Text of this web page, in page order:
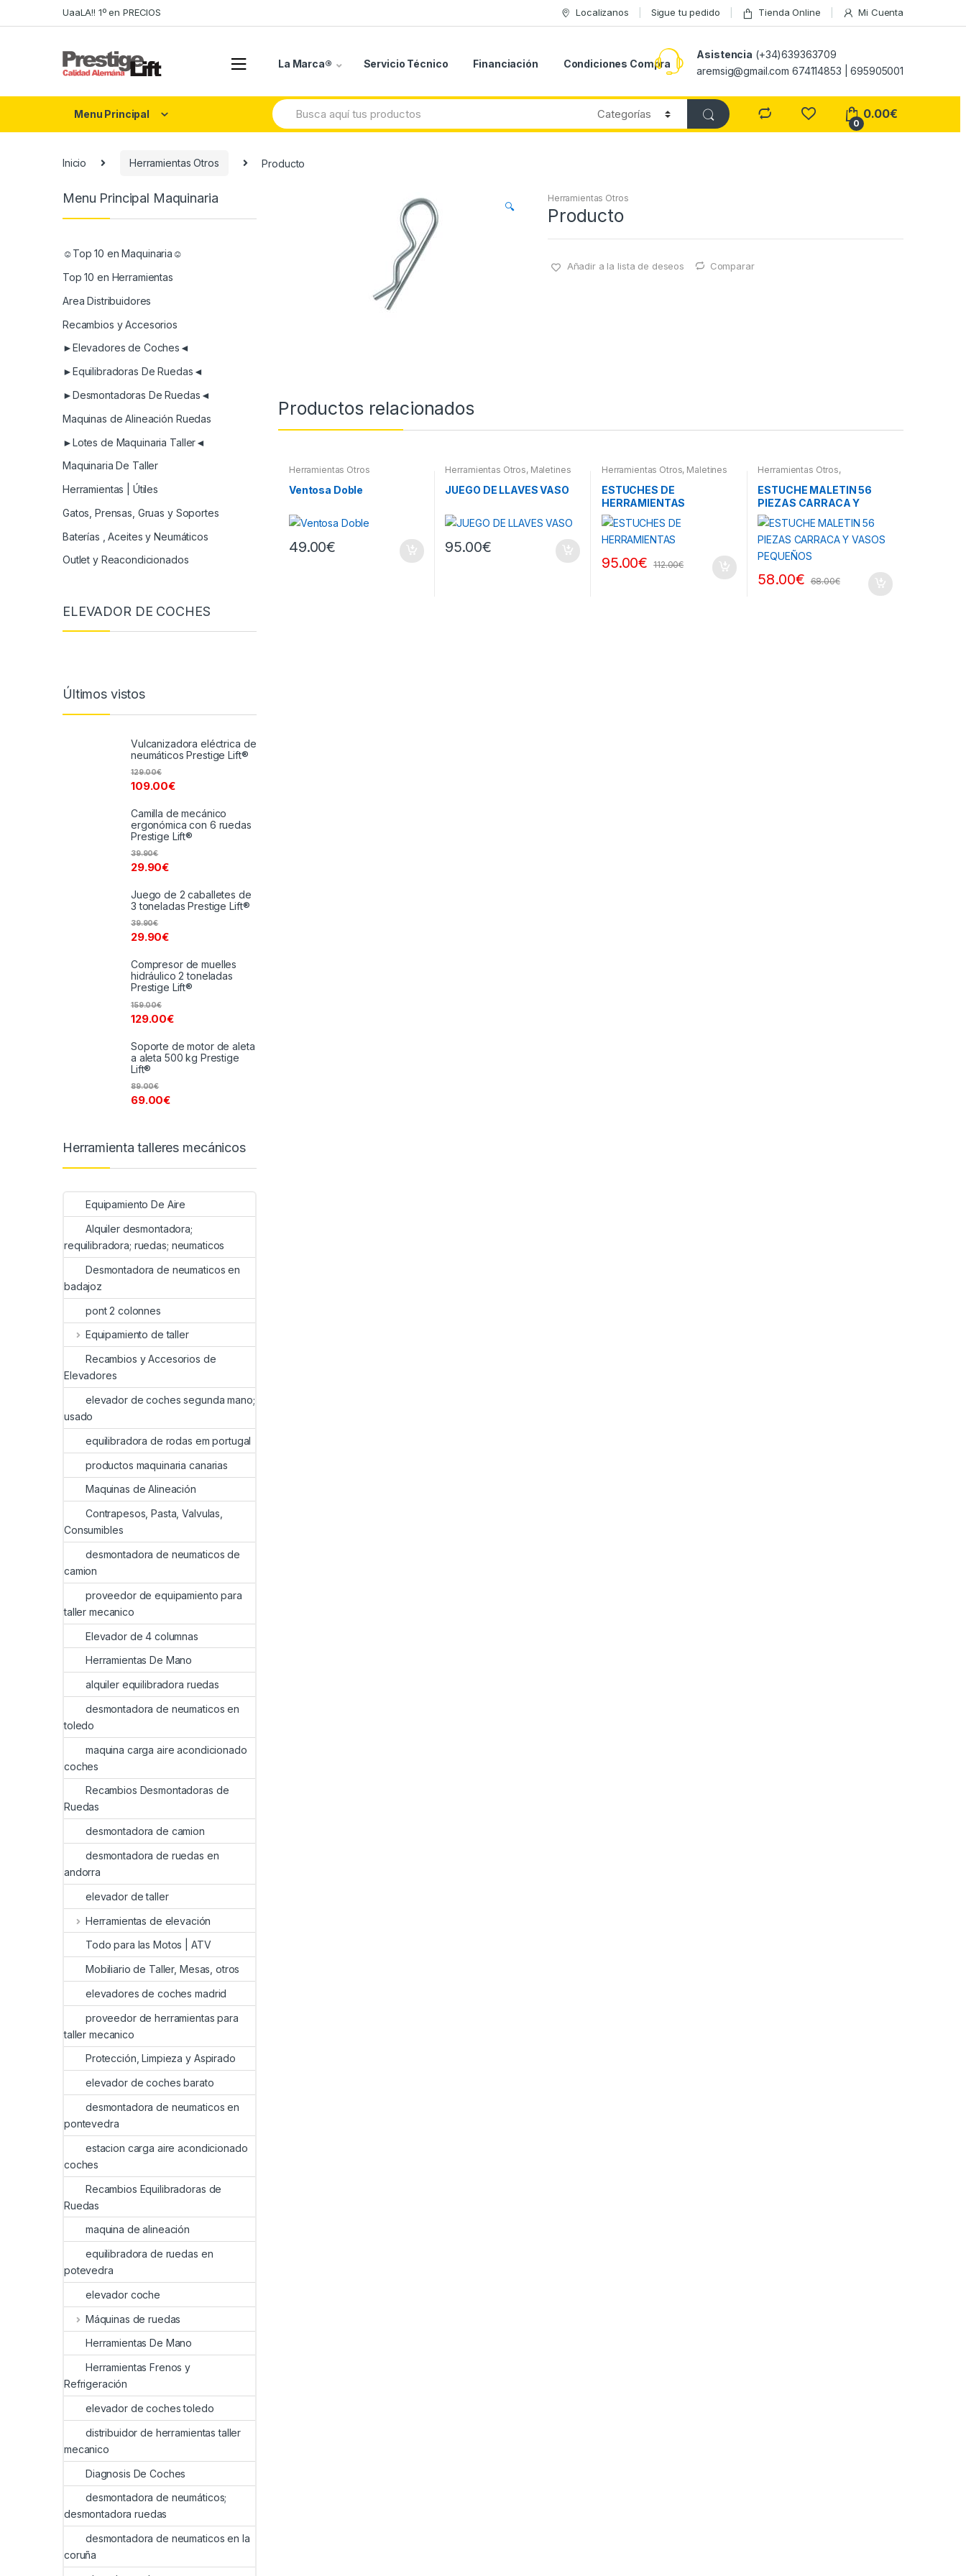
to
to
UaaLA!! 1º en PRECIOS Localizanos Sigue tu pedido Tienda Online Mi Cuenta
La Marca® Servicio Técnico Financiación Condiciones Compra
Asistencia (+34)639363709
aremsig@gmail.com 674114853 | 695905001
Menu Principal
Search
for:
0
0.00€
Inicio Herramientas Otros Producto
🔍
Herramientas Otros
Producto
Añadir a la lista de deseos Comparar
Productos relacionados
Herramientas Otros
Ventosa Doble
49.00€
Herramientas Otros, Maletines
Compresímetros, otros
JUEGO DE LLAVES VASO
95.00€
Herramientas Otros, Maletines
Compresímetros, otros
ESTUCHES DE
HERRAMIENTAS
95.00€ 112.00€
Herramientas Otros,
Herramientas De Mano,
Maletines Herramientas,
Extractores, Compresímetros,
otros
ESTUCHE MALETIN 56
PIEZAS CARRACA Y
VASOS PEQUEÑOS
58.00€ 68.00€
Menu Principal Maquinaria
☺Top 10 en Maquinaria☺
Top 10 en Herramientas
Area Distribuidores
Recambios y Accesorios
►Elevadores de Coches◄
►Equilibradoras De Ruedas◄
►Desmontadoras De Ruedas◄
Maquinas de Alineación Ruedas
►Lotes de Maquinaria Taller◄
Maquinaria De Taller
Herramientas | Útiles
Gatos, Prensas, Gruas y Soportes
Baterías , Aceites y Neumáticos
Outlet y Reacondicionados
ELEVADOR DE COCHES
Últimos vistos
Vulcanizadora eléctrica de
neumáticos Prestige Lift®
109.00€
129.00€
Camilla de mecánico
ergonómica con 6 ruedas
Prestige Lift®
29.90€
39.90€
Juego de 2 caballetes de
3 toneladas Prestige Lift®
29.90€
39.90€
Compresor de muelles
hidráulico 2 toneladas
Prestige Lift®
129.00€
159.00€
Soporte de motor de aleta
a aleta 500 kg Prestige
Lift®
69.00€
89.00€
Herramienta talleres mecánicos
Equipamiento De Aire
Alquiler desmontadora;
requilibradora; ruedas; neumaticos
Desmontadora de neumaticos en
badajoz
pont 2 colonnes
Equipamiento de taller
Recambios y Accesorios de
Elevadores
elevador de coches segunda mano;
usado
equilibradora de rodas em portugal
productos maquinaria canarias
Maquinas de Alineación
Contrapesos, Pasta, Valvulas,
Consumibles
desmontadora de neumaticos de
camion
proveedor de equipamiento para
taller mecanico
Elevador de 4 columnas
Herramientas De Mano
alquiler equilibradora ruedas
desmontadora de neumaticos en
toledo
maquina carga aire acondicionado
coches
Recambios Desmontadoras de
Ruedas
desmontadora de camion
desmontadora de ruedas en
andorra
elevador de taller
Herramientas de elevación
Todo para las Motos | ATV
Mobiliario de Taller, Mesas, otros
elevadores de coches madrid
proveedor de herramientas para
taller mecanico
Protección, Limpieza y Aspirado
elevador de coches barato
desmontadora de neumaticos en
pontevedra
estacion carga aire acondicionado
coches
Recambios Equilibradoras de
Ruedas
maquina de alineación
equilibradora de ruedas en
potevedra
elevador coche
Máquinas de ruedas
Herramientas De Mano
Herramientas Frenos y
Refrigeración
elevador de coches toledo
distribuidor de herramientas taller
mecanico
Diagnosis De Coches
desmontadora de neumáticos;
desmontadora ruedas
desmontadora de neumaticos en la
coruña